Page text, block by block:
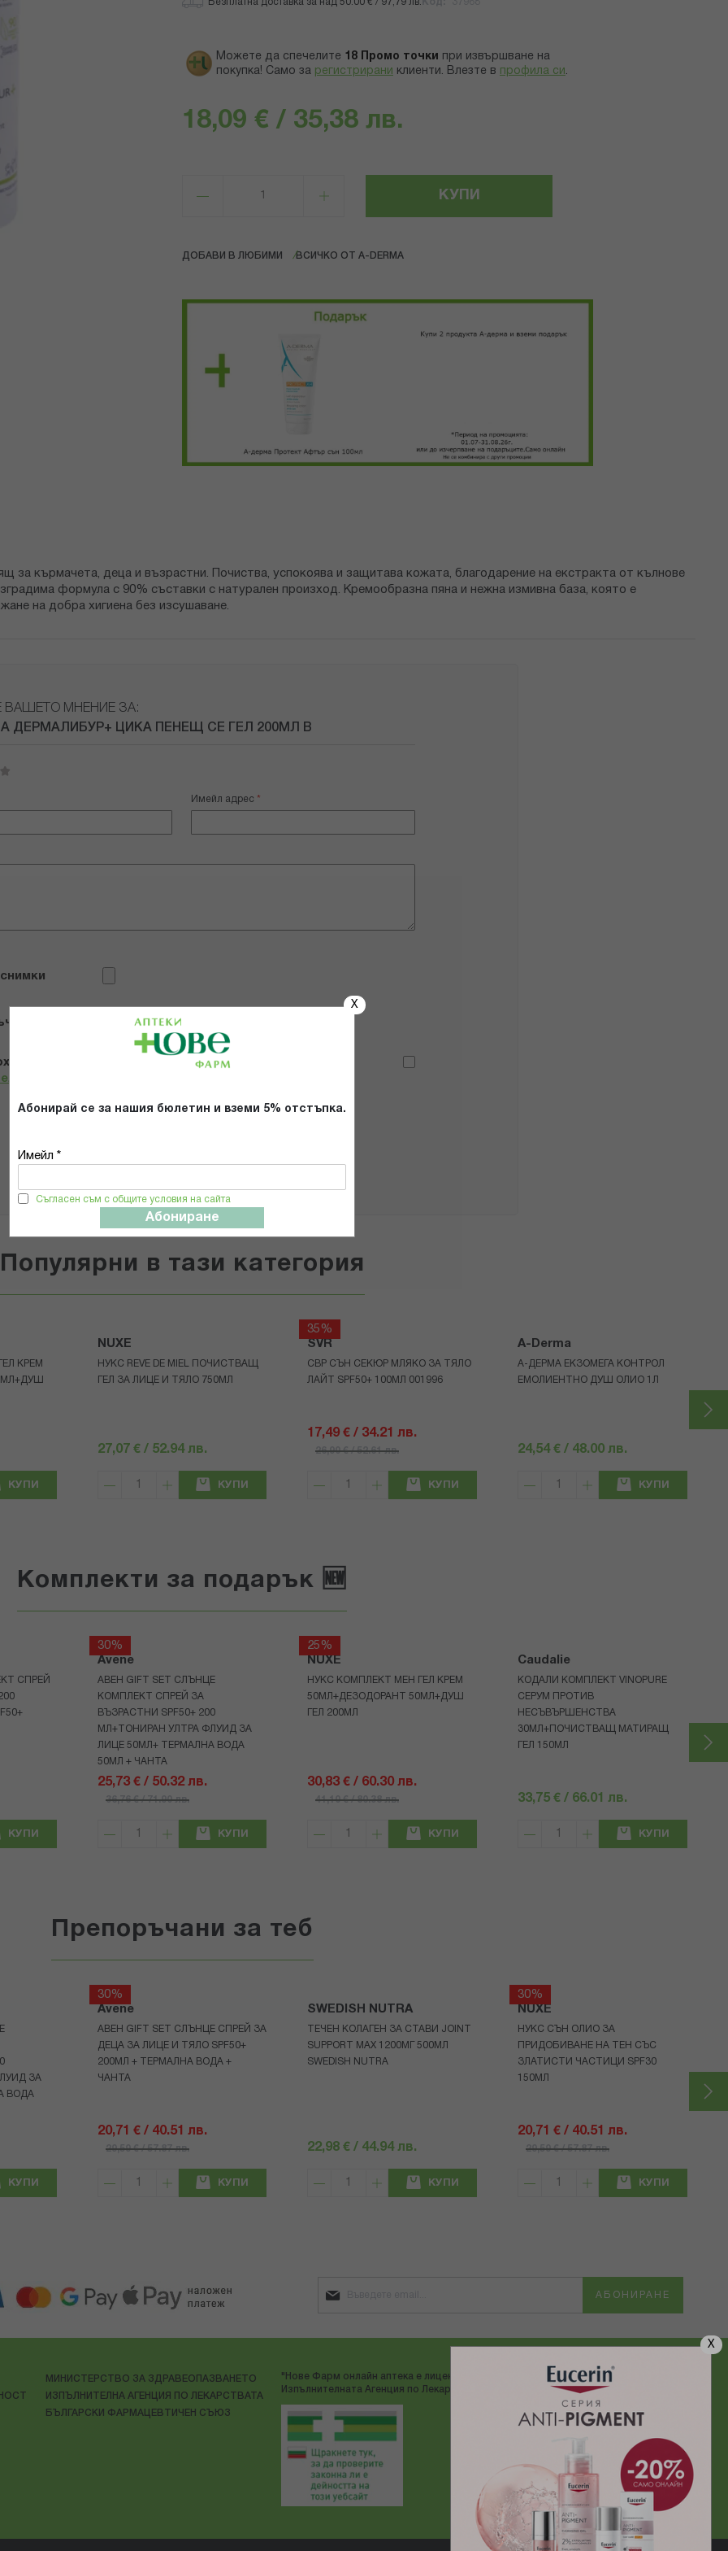
X
X
Абонирай се за нашия бюлетин и вземи 5% отстъпка.
Имейл *
Съгласен съм с общите условия на сайта
Абониране
Безплатна доставка за над 50.00 € / 97,79 лв.
Можете да спечелите 18 Промо точки
при извършване на
покупка! Само за регистрирани клиенти. Влезте в профила си .
18,09 € / 35,38 лв.
КУПИ
ДОБАВИ В ЛЮБИМИ ВСИЧКО ОТ A-DERMA
за кърмачета, деца и възрастни. Почиства, успокоява и защитава кожата, благодарение на екстракта от кълнове
формула с 90% съставки с натурален произход. Кремообразна пяна и нежна измивна база, която е
на добра хигиена без изсушаване.
ВАШЕТО МНЕНИЕ ЗА:
ДЕРМАЛИБУР+ ЦИКА ПЕНЕЩ СЕ ГЕЛ 200МЛ В
Имейл адрес
продукта
и се съгласявам с
Общите условия и политиката за
Популярни в тази категория
КРЕМ
КУПИ
NUXE
НУКС REVE DE MIEL ПОЧИСТВАЩ
ГЕЛ ЗА ЛИЦЕ И ТЯЛО 750МЛ
27,07 € / 52.94 лв.
КУПИ
35%
SVR
СВР СЪН СЕКЮР МЛЯКО ЗА ТЯЛО
ЛАЙТ SPF50+ 100МЛ 001996
17,49 € / 34.21 лв.
26,90 € / 52.61 лв.
КУПИ
A-Derma
А-ДЕРМА ЕКЗОМЕГА КОНТРОЛ
ЕМОЛИЕНТНО ДУШ ОЛИО 1Л
24,54 € / 48.00 лв.
КУПИ
Комплекти за подарък 🆕
СПРЕЙ
КУПИ
30%
Avene
АВЕН GIFT SET СЛЪНЦЕ
КОМПЛЕКТ СПРЕЙ ЗА
ВЪЗРАСТНИ SPF50+ 200
МЛ+ТОНИРАН УЛТРА ФЛУИД ЗА
ЛИЦЕ 50МЛ+ ТЕРМАЛНА ВОДА
50МЛ + ЧАНТА
25,73 € / 50.32 лв.
36,76 € / 71.90 лв.
КУПИ
25%
NUXE
НУКС КОМПЛЕКТ МЕН ГЕЛ КРЕМ
50МЛ+ДЕЗОДОРАНТ 50МЛ+ДУШ
ГЕЛ 200МЛ
30,83 € / 60.30 лв.
41,10 € / 80.38 лв.
КУПИ
Caudalie
КОДАЛИ КОМПЛЕКТ VINOPURE
СЕРУМ ПРОТИВ
НЕСЪВЪРШЕНСТВА
30МЛ+ПОЧИСТВАЩ МАТИРАЩ
ГЕЛ 150МЛ
33,75 € / 66.01 лв.
КУПИ
Препоръчани за теб
ЗА
ВОДА
КУПИ
30%
Avene
АВЕН GIFT SET СЛЪНЦЕ СПРЕЙ ЗА
ДЕЦА ЗА ЛИЦЕ И ТЯЛО SPF50+
200МЛ + ТЕРМАЛНА ВОДА +
ЧАНТА
20,71 € / 40.51 лв.
29,59 € / 57.87 лв.
КУПИ
SWEDISH NUTRA
ТЕЧЕН КОЛАГЕН ЗА СТАВИ JOINT
SUPPORT MAX 1200МГ 500МЛ
SWEDISH NUTRA
22,98 € / 44.94 лв.
КУПИ
30%
NUXE
НУКС СЪН ОЛИО ЗА
ПРИДОБИВАНЕ НА ТЕН СЪС
ЗЛАТИСТИ ЧАСТИЦИ SPF30
150МЛ
20,71 € / 40.51 лв.
29,59 € / 57.87 лв.
КУПИ
АБОНИРАНЕ
МИНИСТЕРСТВО ЗА ЗДРАВЕОПАЗВАНЕТО
ИЗПЪЛНИТЕЛНА АГЕНЦИЯ ПО ЛЕКАРСТВАТА
БЪЛГАРСКИ ФАРМАЦЕВТИЧЕН СЪЮЗ
"Нове Фарм онлайн аптека е лицензирана от
Изпълнителната Агенция по Лекарствата"
ДОСТАВЯМЕ С: